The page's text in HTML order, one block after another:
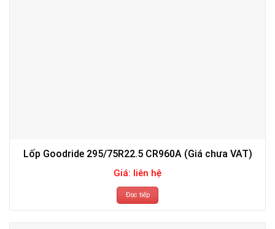
Lốp Goodride 295/75R22.5 CR960A (Giá chưa VAT)
Giá: liên hệ
Đọc tiếp